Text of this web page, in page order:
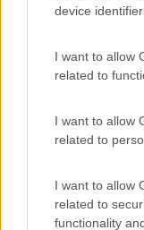
device
I want to allow
related to
I want to allow
related to
I want to allow
related to
functionality
Veicoli che hanno il
dei più importanti
A tutto Camper Lusso